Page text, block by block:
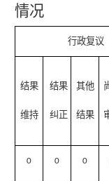
情况
行政复议
结果
维持
结果
纠正
其他
结果
0 0 0